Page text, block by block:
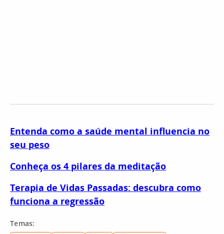
Entenda como a saúde mental influencia no
seu peso
Conheça os 4 pilares da meditação
Terapia de Vidas Passadas: descubra como
funciona a regressão
Temas: